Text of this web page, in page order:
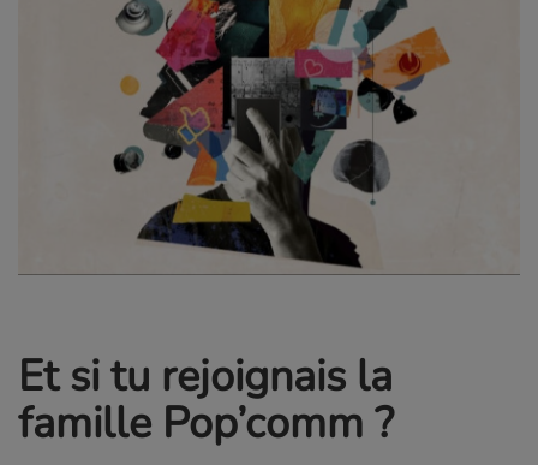
Et si tu rejoignais la
famille Pop’comm ?